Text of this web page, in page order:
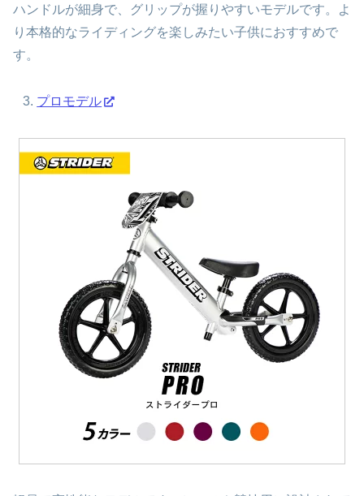
ハンドルが細身で、グリップが握りやすいモデルです。よ
り本格的なライディングを楽しみたい子供におすすめで
す。
プロモデル